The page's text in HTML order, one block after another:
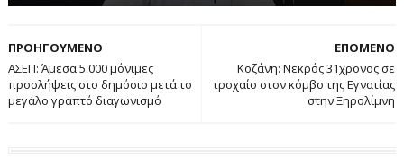
ΕΠΟΜΕΝΟ
Κοζάνη: Νεκρός 31χρονος σε
τροχαίο στον κόμβο της Εγνατίας
στην Ξηρολίμνη
ΠΡΟΗΓΟΥΜΕΝΟ
ΑΣΕΠ: Άμεσα 5.000 μόνιμες
προσλήψεις στο δημόσιο μετά το
μεγάλο γραπτό διαγωνισμό